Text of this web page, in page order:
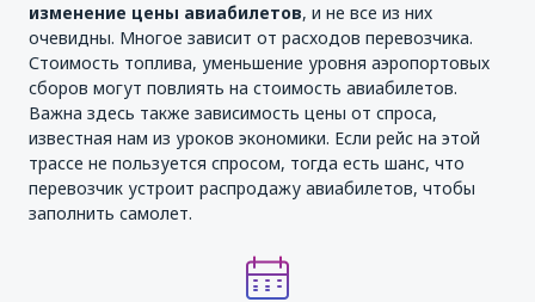
изменение цены авиабилетов, и не все из них
очевидны. Многое зависит от расходов перевозчика.
Стоимость топлива, уменьшение уровня аэропортовых
сборов могут повлиять на стоимость авиабилетов.
Важна здесь также зависимость цены от спроса,
известная нам из уроков экономики. Если рейс на этой
трассе не пользуется спросом, тогда есть шанс, что
перевозчик устроит распродажу авиабилетов, чтобы
заполнить самолет.